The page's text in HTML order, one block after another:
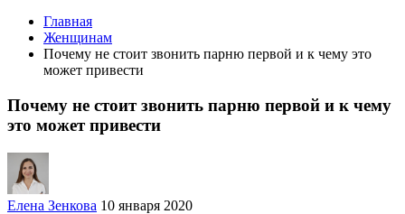
Главная
Женщинам
Почему не стоит звонить парню первой и к чему это
может привести
Почему не стоит звонить парню первой и к чему
это может привести
Елена Зенкова 10 января 2020